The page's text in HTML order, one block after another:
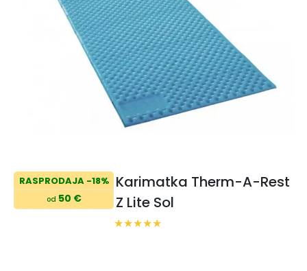
RASPRODAJA -18%
od 50 €
Karimatka Therm-A-Rest
Z Lite Sol